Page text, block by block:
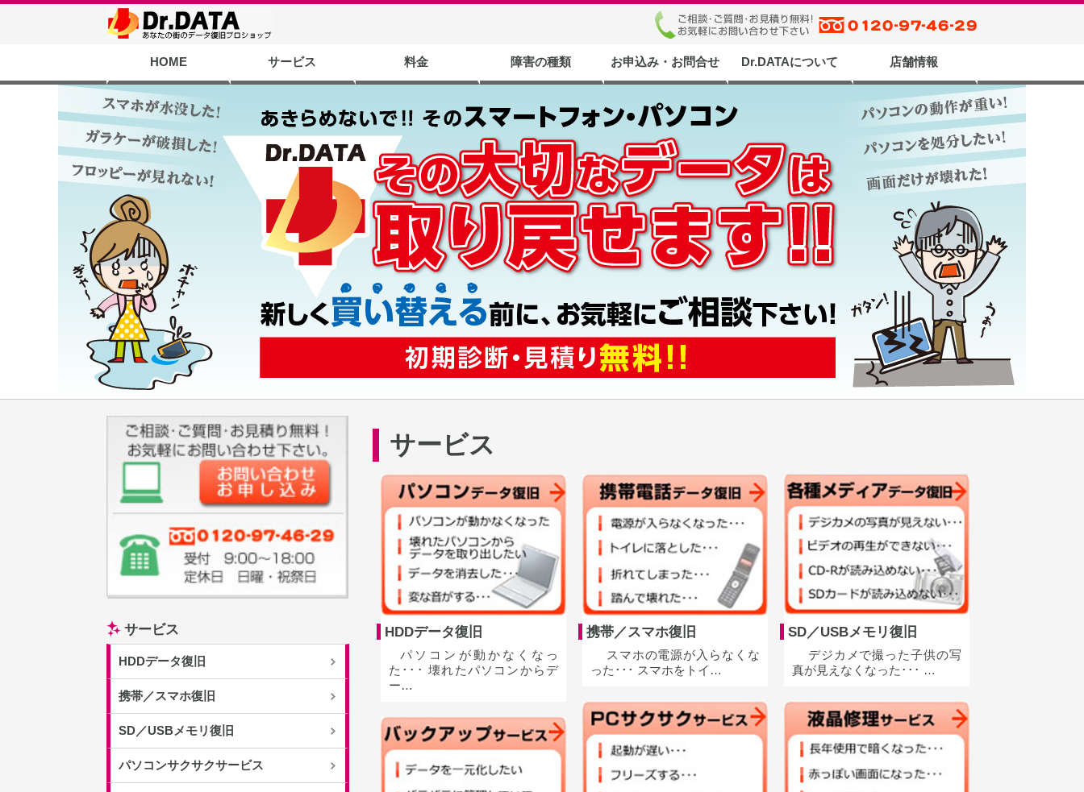
HOME サービス 料金 障害の種類 お申込み・お問合せ
お申込みまでの流れ
梱包について
よくあるお問合せ
お申込み・お問合せ
Dr.DATAについて
Dr.DATAが選ばれるワケ
店舗情報
店舗一覧
Dr.DATA 富山データ復旧
データ復旧富山
データ復旧岡山
データ復旧渋谷
データ復旧小松
データ復旧高岡
データ復旧魚津
サービス
HDDデータ復旧
パソコンが動かなくなっ
た･･･ 壊れたパソコンからデ
ー…
携帯／スマホ復旧
スマホの電源が入らなくな
った･･･ スマホをトイ…
SD／USBメモリ復旧
デジカメで撮った子供の写
真が見えなくなった･･･ …
サービス
HDDデータ復旧
携帯／スマホ復旧
SD／USBメモリ復旧
パソコンサクサクサービス